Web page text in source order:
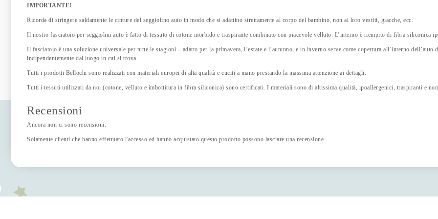
IMPORTANTE!
Ricorda di stringere saldamente le cinture del seggiolino auto in modo che si adattino strettamente al corpo del bambino, non ai loro vestiti, giacche, ecc.
Il nostro fasciatoio per seggiolini auto è fatto di tessuto di cotone morbido e traspirante combinato con piacevole velluto. L’interno è riempito di fibra siliconica
Il fasciatoio è una soluzione universale per tutte le stagioni – adatto per la primavera, l’estate e l’autunno, e in inverno serve come copertura all’interno
indipendentemente dal luogo in cui si trova.
Tutti i prodotti Bellochi sono realizzati con materiali europei di alta qualità e cuciti a mano prestando la massima attenzione ai dettagli.
Tutti i tessuti utilizzati da noi (cotone, velluto e imbottitura in fibra siliconica) sono certificati. I materiali sono di altissima qualità, ipoallergenici, traspiranti e
Recensioni
Ancora non ci sono recensioni.
Solamente clienti che hanno effettuato l'accesso ed hanno acquistato questo prodotto possono lasciare una recensione.